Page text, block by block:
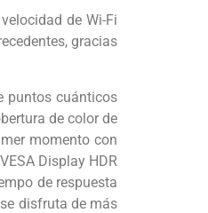
de Wi-Fi
gracias
puntos cuánticos
de color de
momento con
Display HDR
de respuesta
disfruta de más